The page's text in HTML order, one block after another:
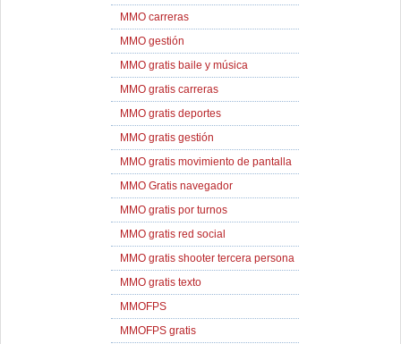
MMO carreras
MMO gestión
MMO gratis baile y música
MMO gratis carreras
MMO gratis deportes
MMO gratis gestión
MMO gratis movimiento de pantalla
MMO Gratis navegador
MMO gratis por turnos
MMO gratis red social
MMO gratis shooter tercera persona
MMO gratis texto
MMOFPS
MMOFPS gratis